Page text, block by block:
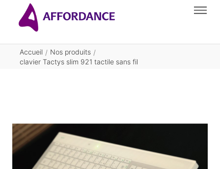
Accueil / Nos produits /
clavier Tactys slim 921 tactile sans fil